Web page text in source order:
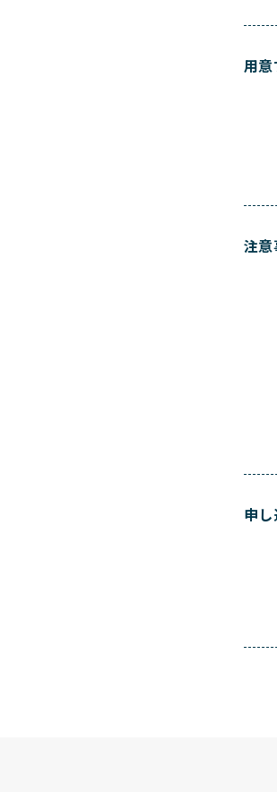
用意
注意
申